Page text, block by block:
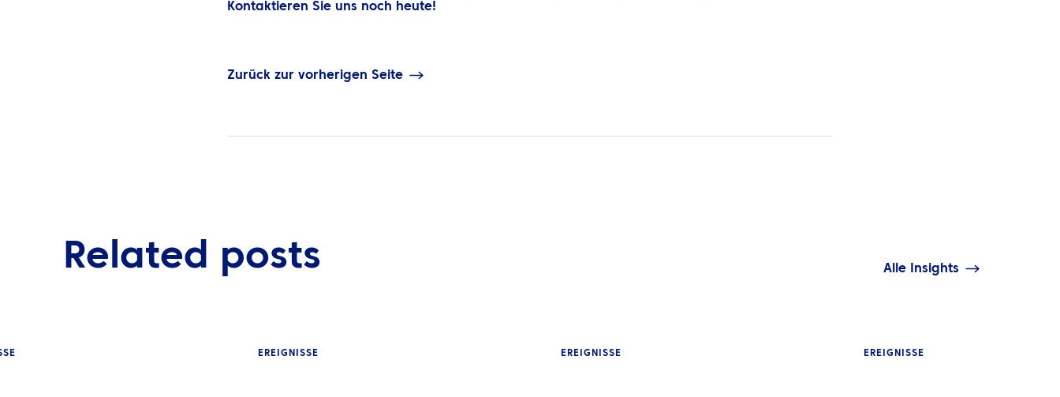
Kontaktieren Sie uns noch heute!
Zurück zur vorherigen Seite
Related posts Alle Insights
EREIGNISSE EREIGNISSE EREIGNISSE